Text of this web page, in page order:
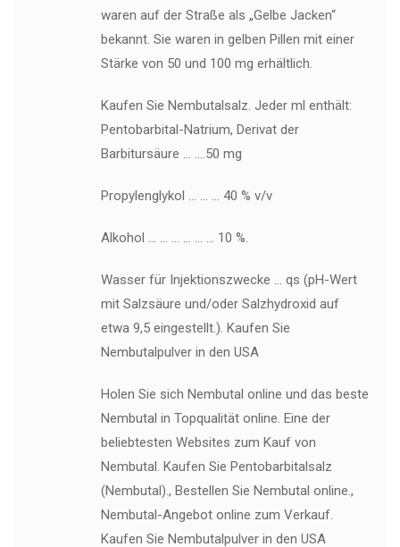
waren auf der Straße als „Gelbe Jacken“
bekannt. Sie waren in gelben Pillen mit einer
Stärke von 50 und 100 mg erhältlich.
Kaufen Sie Nembutalsalz. Jeder ml enthält:
Pentobarbital-Natrium, Derivat der
Barbitursäure … ….50 mg
Propylenglykol … … … 40 % v/v
Alkohol … … … … … … 10 %.
Wasser für Injektionszwecke … qs (pH-Wert
mit Salzsäure und/oder Salzhydroxid auf
etwa 9,5 eingestellt.). Kaufen Sie
Nembutalpulver in den USA
Holen Sie sich Nembutal online und das beste
Nembutal in Topqualität online. Eine der
beliebtesten Websites zum Kauf von
Nembutal. Kaufen Sie Pentobarbitalsalz
(Nembutal)., Bestellen Sie Nembutal online.,
Nembutal-Angebot online zum Verkauf.
Kaufen Sie Nembutalpulver in den USA